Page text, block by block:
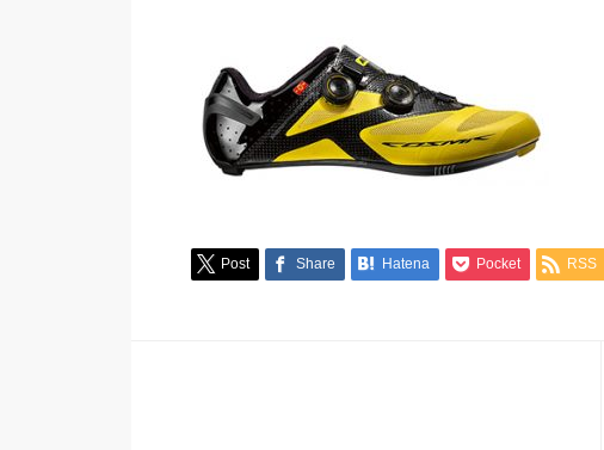
Post Share Hatena Pocket RSS